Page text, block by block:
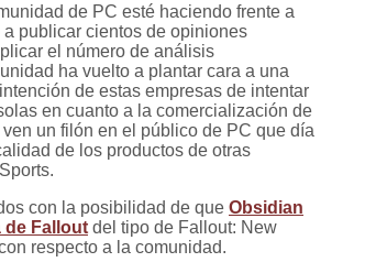
de PC esté haciendo frente a
publicar cientos de opiniones
el número de análisis
ha vuelto a plantar cara a una
de estas empresas de intentar
en cuanto a la comercialización de
un filón en el público de PC que día
de los productos de otras
con la posibilidad de que Obsidian
de Fallout del tipo de Fallout: New
respecto a la comunidad.